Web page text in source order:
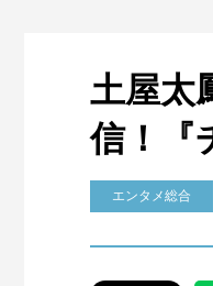
土屋太
信！『
エンタメ総合